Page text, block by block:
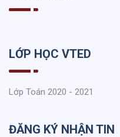
LỚP HỌC VTED
Lớp Toán 2020 - 2021
ĐĂNG KÝ NHẬN TIN